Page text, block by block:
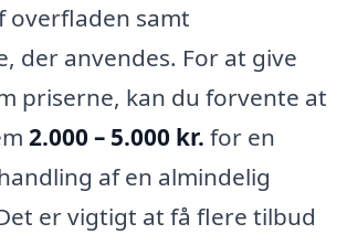
overfladen samt
der anvendes. For at give
priserne, kan du forvente at
2.000 – 5.000 kr. for en
af en almindelig
er vigtigt at få flere tilbud